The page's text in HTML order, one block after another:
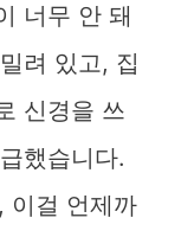
너무 안 돼
려 있고, 집
신경을 쓰
했습니다.
이걸 언제까